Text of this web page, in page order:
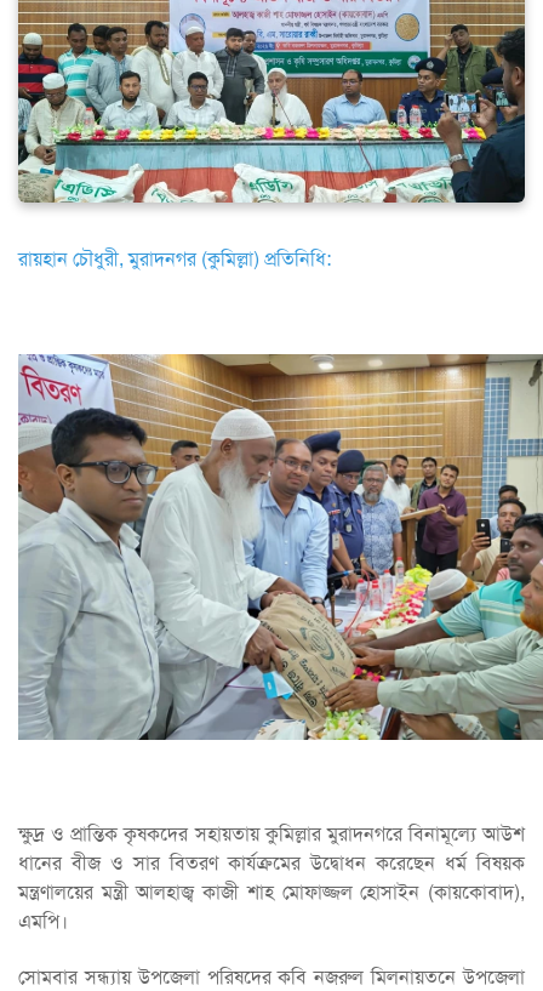
রায়হান চৌধুরী, মুরাদনগর (কুমিল্লা) প্রতিনিধি:
ক্ষুদ্র ও প্রান্তিক কৃষকদের সহায়তায় কুমিল্লার মুরাদনগরে বিনামূল্যে আউশ
ধানের বীজ ও সার বিতরণ কার্যক্রমের উদ্বোধন করেছেন ধর্ম বিষয়ক
মন্ত্রণালয়ের মন্ত্রী আলহাজ্ব কাজী শাহ মোফাজ্জল হোসাইন (কায়কোবাদ),
এমপি।
সোমবার সন্ধ্যায় উপজেলা পরিষদের কবি নজরুল মিলনায়তনে উপজেলা